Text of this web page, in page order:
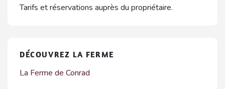
Tarifs et réservations auprès du propriétaire.
DÉCOUVREZ LA FERME
La Ferme de Conrad